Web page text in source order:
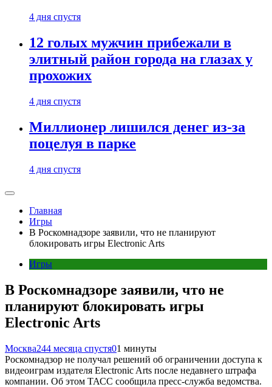
4 дня спустя
12 голых мужчин прибежали в
элитный район города на глазах у
прохожих
4 дня спустя
Миллионер лишился денег из-за
поцелуя в парке
4 дня спустя
Главная
Игры
В Роскомнадзоре заявили, что не планируют
блокировать игры Electronic Arts
Игры
В Роскомнадзоре заявили, что не
планируют блокировать игры
Electronic Arts
Москва244 месяца спустя01 минуты
Роскомнадзор не получал решений об ограничении доступа к
видеоиграм издателя Electronic Arts после недавнего штрафа
компании. Об этом ТАСС сообщила пресс-служба ведомства.